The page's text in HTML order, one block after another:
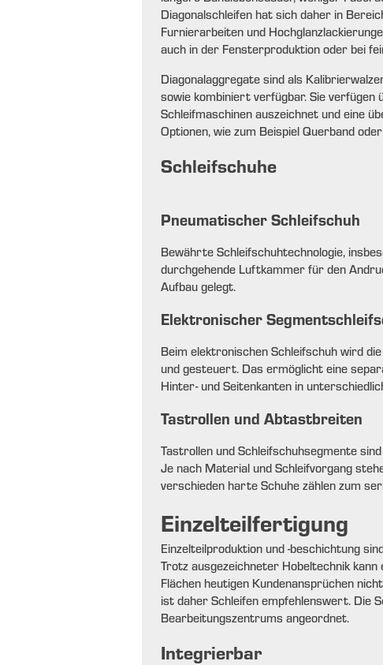
Diagonalschleifen hat sich daher in
Furnierarbeiten und
auch in der Fensterproduktion oder bei
Diagonalaggregate sind als
sowie kombiniert verfügbar. Sie verfügen
Schleifmaschinen auszeichnet und eine
Optionen, wie zum Beispiel Querband
Schleifschuhe
Pneumatischer Schleifschuh
Bewährte Schleifschuhtechnologie,
durchgehende Luftkammer für den
Aufbau gelegt.
Elektronischer
Beim elektronischen Schleifschuh wird
und gesteuert. Das ermöglicht eine
Hinter- und Seitenkanten in
Tastrollen und Abtastbreiten
Tastrollen und Schleifschuhsegmente
Je nach Material und Schleifvorgang
verschieden harte Schuhe zählen zum
Einzelteilfertigung
Einzelteilproduktion und -beschichtung
Trotz ausgezeichneter Hobeltechnik
Flächen heutigen Kundenansprüchen
ist daher Schleifen empfehlenswert. Die
Bearbeitungszentrums angeordnet.
Integrierbar